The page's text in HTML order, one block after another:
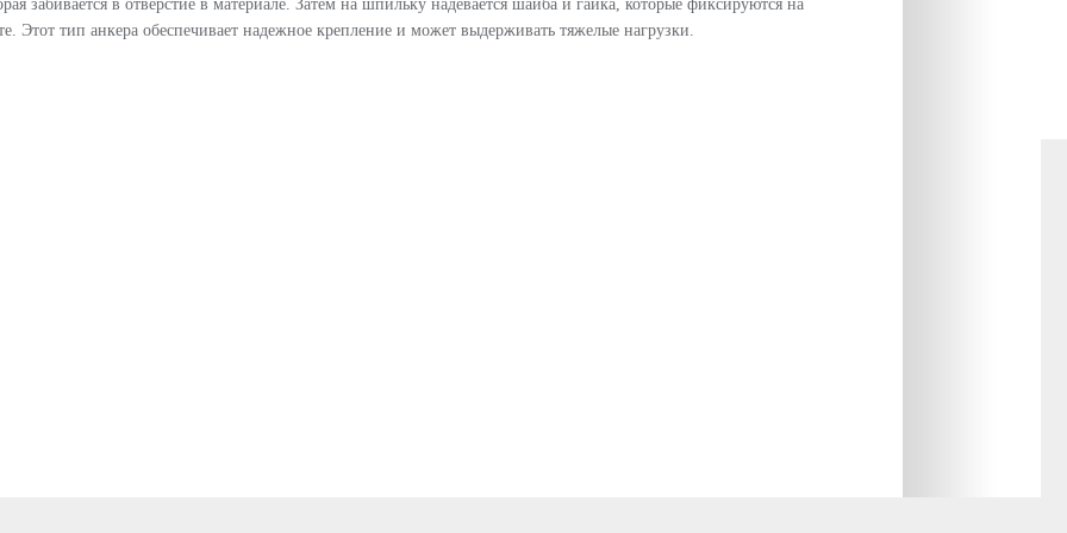
забивается в отверстие в материале. Затем на шпильку надевается шайба и гайка, которые фиксируются на
Этот тип анкера обеспечивает надежное крепление и может выдерживать тяжелые нагрузки.